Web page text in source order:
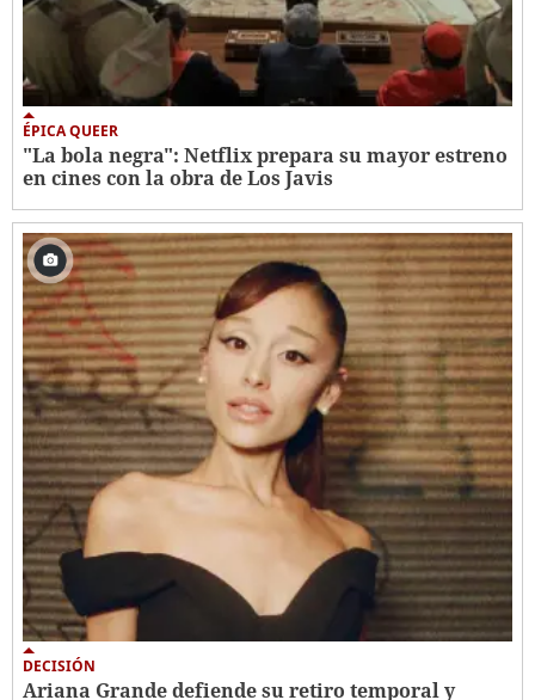
ÉPICA QUEER
"La bola negra": Netflix prepara su mayor estreno
en cines con la obra de Los Javis
DECISIÓN
Ariana Grande defiende su retiro temporal y